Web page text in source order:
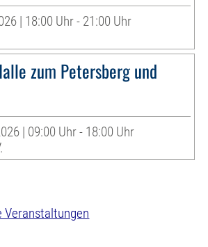
| 18:00 Uhr - 21:00 Uhr
zum Petersberg und
| 09:00 Uhr - 18:00 Uhr
Veranstaltungen